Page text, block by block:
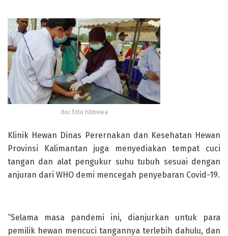
doc foto Istmewa
Klinik Hewan Dinas Perernakan dan Kesehatan Hewan
Provinsi Kalimantan juga menyediakan tempat cuci
tangan dan alat pengukur suhu tubuh sesuai dengan
anjuran dari WHO demi mencegah penyebaran Covid-19.
“Selama masa pandemi ini, dianjurkan untuk para
pemilik hewan mencuci tangannya terlebih dahulu, dan